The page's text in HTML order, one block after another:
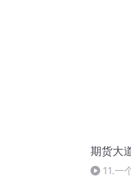
期货大
11.一